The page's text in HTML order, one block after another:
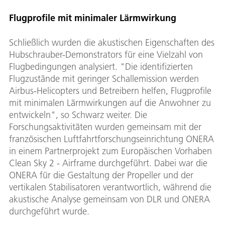
Flugprofile mit minimaler Lärmwirkung
Schließlich wurden die akustischen Eigenschaften des
Hubschrauber-Demonstrators für eine Vielzahl von
Flugbedingungen analysiert. "Die identifizierten
Flugzustände mit geringer Schallemission werden
Airbus-Helicopters und Betreibern helfen, Flugprofile
mit minimalen Lärmwirkungen auf die Anwohner zu
entwickeln", so Schwarz weiter. Die
Forschungsaktivitäten wurden gemeinsam mit der
französischen Luftfahrtforschungseinrichtung ONERA
in einem Partnerprojekt zum Europäischen Vorhaben
Clean Sky 2 - Airframe durchgeführt. Dabei war die
ONERA für die Gestaltung der Propeller und der
vertikalen Stabilisatoren verantwortlich, während die
akustische Analyse gemeinsam von DLR und ONERA
durchgeführt wurde.